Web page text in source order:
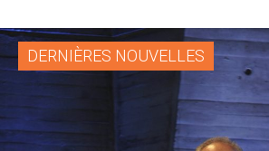
DERNIÈRES NOUVELLES